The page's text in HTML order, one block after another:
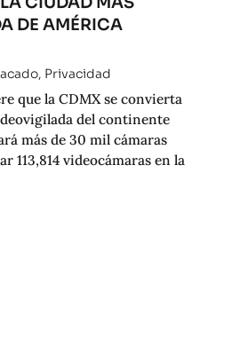
DE AMÉRICA
, Privacidad
que la CDMX se convierta
del continente
más de 30 mil cámaras
113,814 videocámaras en la